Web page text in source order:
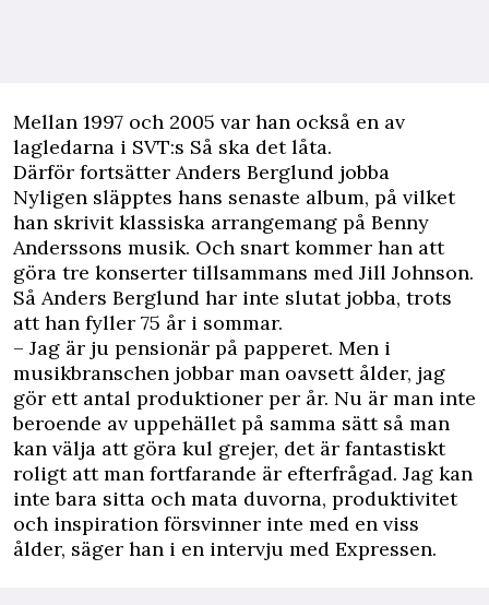
Mellan 1997 och 2005 var han också en av
lagledarna i SVT:s Så ska det låta.
Därför fortsätter Anders Berglund jobba
Nyligen släpptes hans senaste album, på vilket
han skrivit klassiska arrangemang på Benny
Anderssons musik. Och snart kommer han att
göra tre konserter tillsammans med Jill Johnson.
Så Anders Berglund har inte slutat jobba, trots
att han fyller 75 år i sommar.
– Jag är ju pensionär på papperet. Men i
musikbranschen jobbar man oavsett ålder, jag
gör ett antal produktioner per år. Nu är man inte
beroende av uppehället på samma sätt så man
kan välja att göra kul grejer, det är fantastiskt
roligt att man fortfarande är efterfrågad. Jag kan
inte bara sitta och mata duvorna, produktivitet
och inspiration försvinner inte med en viss
ålder, säger han i en intervju med Expressen.